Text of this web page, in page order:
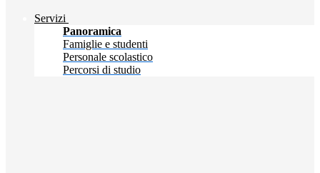
Servizi
Panoramica
Famiglie e studenti
Personale scolastico
Percorsi di studio